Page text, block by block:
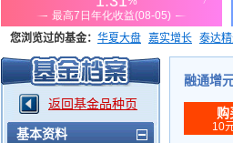
您浏览过的基金： 华夏大盘 嘉实增长 泰达
添富优势 华安宏利 上证180价值ETF
返回基金品种页
基本资料
融通增
购
10